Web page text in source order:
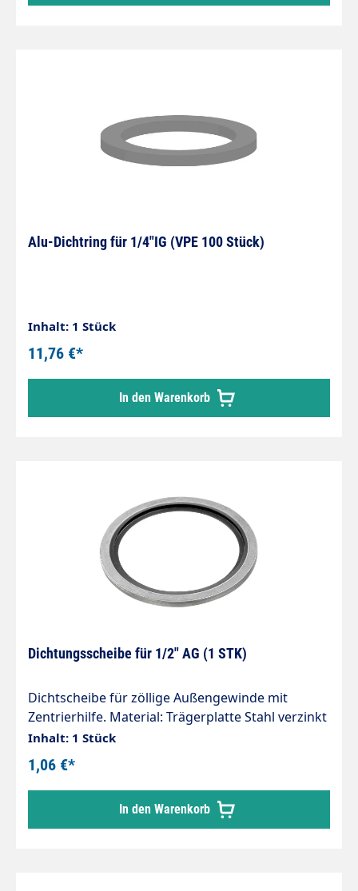
Alu-Dichtring für 1/4"IG (VPE 100 Stück)
Inhalt: 1 Stück
11,76 €*
In den Warenkorb
Dichtungsscheibe für 1/2" AG (1 STK)
Dichtscheibe für zöllige Außengewinde mit
Zentrierhilfe. Material: Trägerplatte Stahl verzinkt
mit anvulkanisierter Dichtlippe
Inhalt: 1 Stück
1,06 €*
In den Warenkorb